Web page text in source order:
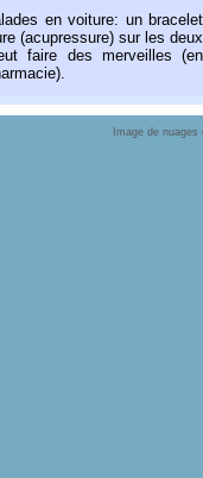
en voiture: un bracelet
(acupressure) sur les deux
faire des merveilles (en
Image de